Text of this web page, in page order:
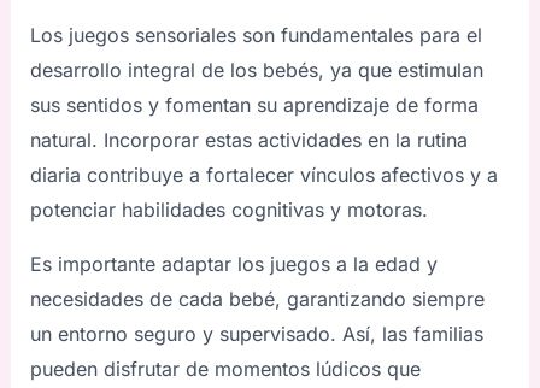
Los juegos sensoriales son fundamentales para el
desarrollo integral de los bebés, ya que estimulan
sus sentidos y fomentan su aprendizaje de forma
natural. Incorporar estas actividades en la rutina
diaria contribuye a fortalecer vínculos afectivos y a
potenciar habilidades cognitivas y motoras.
Es importante adaptar los juegos a la edad y
necesidades de cada bebé, garantizando siempre
un entorno seguro y supervisado. Así, las familias
pueden disfrutar de momentos lúdicos que